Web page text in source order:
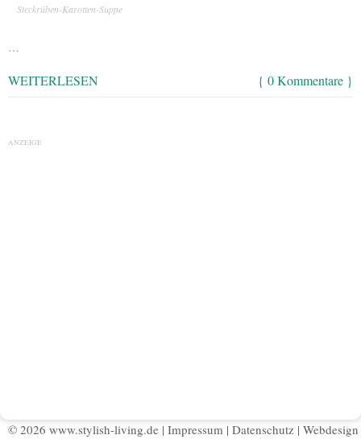
Steckrüben-Karotten-Suppe
…
WEITERLESEN { 0 Kommentare }
ANZEIGE
© 2026 www.stylish-living.de | Impressum | Datenschutz | Webdesign